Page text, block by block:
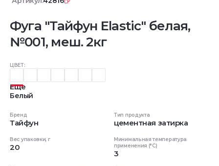
Фуга "Тайфун Elastic" белая,
№001, меш. 2кг
ЦВЕТ:
Еще
Белый
Бренд
Тайфун
Тип продукта
цементная затирка
Вес упаковки, г
20
Минимальная температура
применения (°C)
3